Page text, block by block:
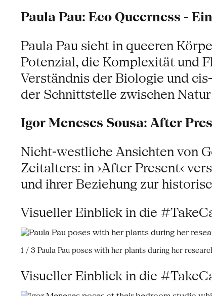
Paula Pau: Eco Queerness -
Paula Pau sieht in queeren
Potenzial, die Komplexität und
Verständnis der Biologie und
der Schnittstelle zwischen
Igor Meneses Sousa: After
Nicht-westliche Ansichten von
Zeitalters: in ›After Present‹
und ihrer Beziehung zur
Visueller Einblick in die
1 / 3 Paula Pau poses with her plants during her
Visueller Einblick in die